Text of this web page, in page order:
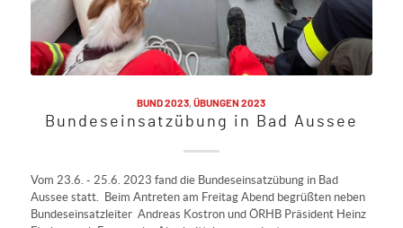
BUND 2023,ÜBUNGEN 2023
Bundeseinsatzübung in Bad Aussee
Vom 23.6. - 25.6. 2023 fand die Bundeseinsatzübung in Bad
Aussee statt. Beim Antreten am Freitag Abend begrüßten neben
Bundeseinsatzleiter Andreas Kostron und ÖRHB Präsident Heinz